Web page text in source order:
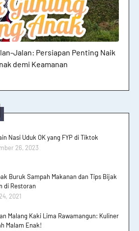
Jalan: Persiapan Penting Naik
demi Keamanan
Nasi Uduk OK yang FYP di Tiktok
26, 2023
Buruk Sampah Makanan dan Tips Bijak
di Restoran
2021
Malang Kaki Lima Rawamangun: Kuliner
Malam Enak!